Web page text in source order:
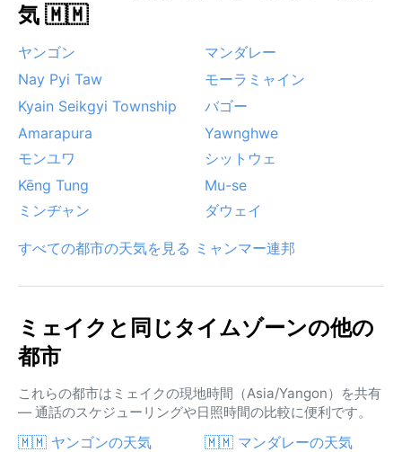
気 🇲🇲
ヤンゴン
マンダレー
Nay Pyi Taw
モーラミャイン
Kyain Seikgyi Township
バゴー
Amarapura
Yawnghwe
モンユワ
シットウェ
Kēng Tung
Mu-se
ミンヂャン
ダウェイ
すべての都市の天気を見る ミャンマー連邦
ミェイクと同じタイムゾーンの他の
都市
これらの都市はミェイクの現地時間（Asia/Yangon）を共有
— 通話のスケジューリングや日照時間の比較に便利です。
🇲🇲 ヤンゴンの天気 🇲🇲 マンダレーの天気